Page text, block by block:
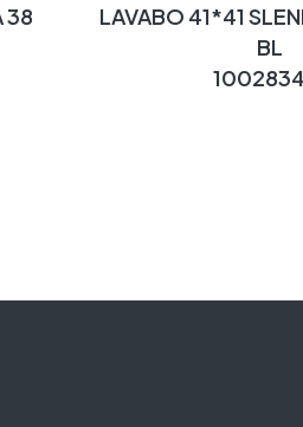
38
LAVABO 41*41
BL